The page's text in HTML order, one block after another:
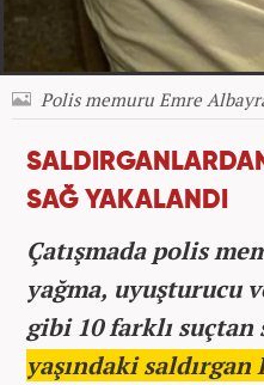
Polis memuru Emre
SAĞ YAKALANDI
Çatışmada polis
yağma, uyuşturucu
gibi 10 farklı suçtan
yaşındaki